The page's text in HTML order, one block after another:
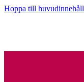
Hoppa till huvudinnehåll